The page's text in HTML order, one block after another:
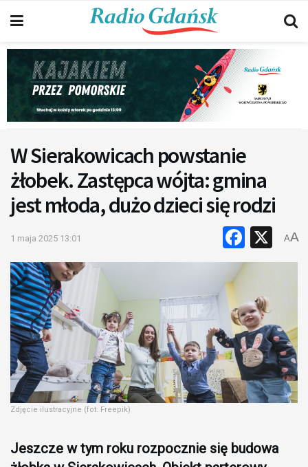
W Sierakowicach powstanie
żłobek. Zastępca wójta: gmina
jest młoda, dużo dzieci się rodzi
1 maja 2025 13:01 X
AA
Zdjęcie ilustracyjne (fot. Freepik)
Jeszcze w tym roku rozpocznie się budowa